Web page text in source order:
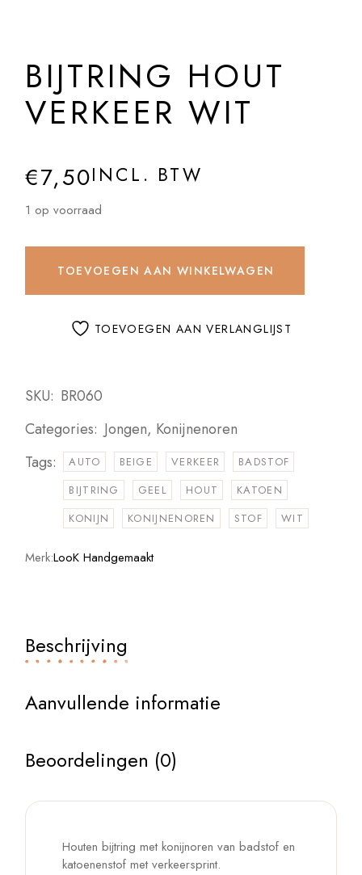
BIJTRING HOUT
VERKEER WIT
€7,50INCL. BTW
1 op voorraad
TOEVOEGEN AAN WINKELWAGEN
TOEVOEGEN AAN VERLANGLIJST
SKU: BR060
Categories: Jongen, Konijnenoren
Tags:
AUTO BEIGE VERKEER
BADSTOF
BIJTRING
GEEL HOUT
KATOEN
KONIJN
KONIJNENOREN STOF WIT
Merk:LooK Handgemaakt
Beschrijving
Aanvullende informatie
Beoordelingen (0)
Houten bijtring met konijnoren van badstof en
katoenenstof met verkeersprint.